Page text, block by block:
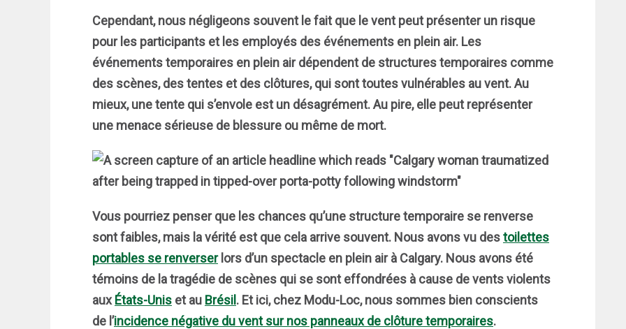
Cependant, nous négligeons souvent le fait que le vent peut présenter un risque
pour les participants et les employés des événements en plein air. Les
événements temporaires en plein air dépendent de structures temporaires comme
des scènes, des tentes et des clôtures, qui sont toutes vulnérables au vent. Au
mieux, une tente qui s’envole est un désagrément. Au pire, elle peut représenter
une menace sérieuse de blessure ou même de mort.
Vous pourriez penser que les chances qu’une structure temporaire se renverse
sont faibles, mais la vérité est que cela arrive souvent. Nous avons vu destoilettes
portables se renverserlors d’un spectacle en plein air à Calgary. Nous avons été
témoins de la tragédie de scènes qui se sont effondrées à cause de vents violents
auxÉtats-Unis et au Brésil. Et ici, chez Modu-Loc, nous sommes bien conscients
de l’incidence négative du vent sur nos panneaux de clôture temporaires.